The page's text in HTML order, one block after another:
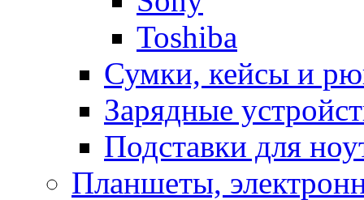
Toshiba
Сумки, кейсы и
Зарядные
Подставки для
Планшеты,